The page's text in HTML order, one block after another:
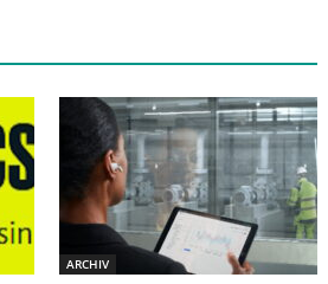
ARCHIV